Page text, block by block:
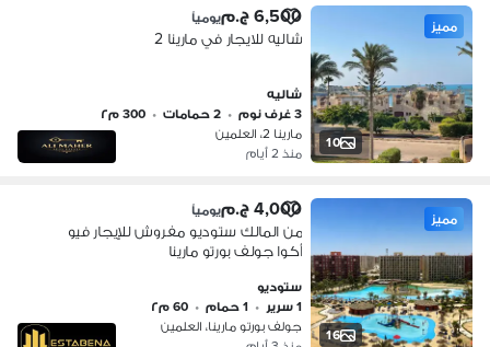
10
مميز 6,500 ج.م يومياً
شاليه للايجار في مارينا 2
شاليه
3 غرف نوم
• 2 حمامات • 300 م٢
مارينا 2، العلمين
منذ 2 أيام
16
مميز 4,000 ج.م يومياً
من المالك ستوديو مفروش للإيجار فيو
أكوا جولف بورتو مارينا
ستوديو
1 سرير
• 1 حمام • 60 م٢
جولف بورتو مارينا، العلمين